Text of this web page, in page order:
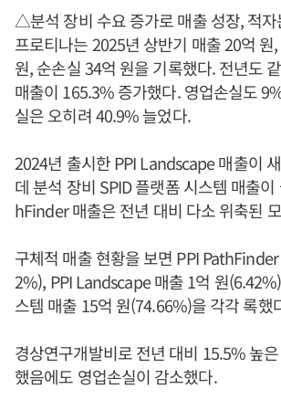
△분석 장비 수요 증가로 매출 성장, 적자
프로티나는 2025년 상반기 매출 20억 원
원, 순손실 34억 원을 기록했다. 전년도
매출이 165.3% 증가했다. 영업손실도
실은 오히려 40.9% 늘었다.
2024년 출시한 PPI Landscape 매출이
데 분석 장비 SPID 플랫폼 시스템 매출
hFinder 매출은 전년 대비 다소 위축된
구체적 매출 현황을 보면 PPI
2%), PPI Landscape 매출 1억 원
스템 매출 15억 원(74.66%)을 각각 록했
경상연구개발비로 전년 대비 15.5% 높
했음에도 영업손실이 감소했다.